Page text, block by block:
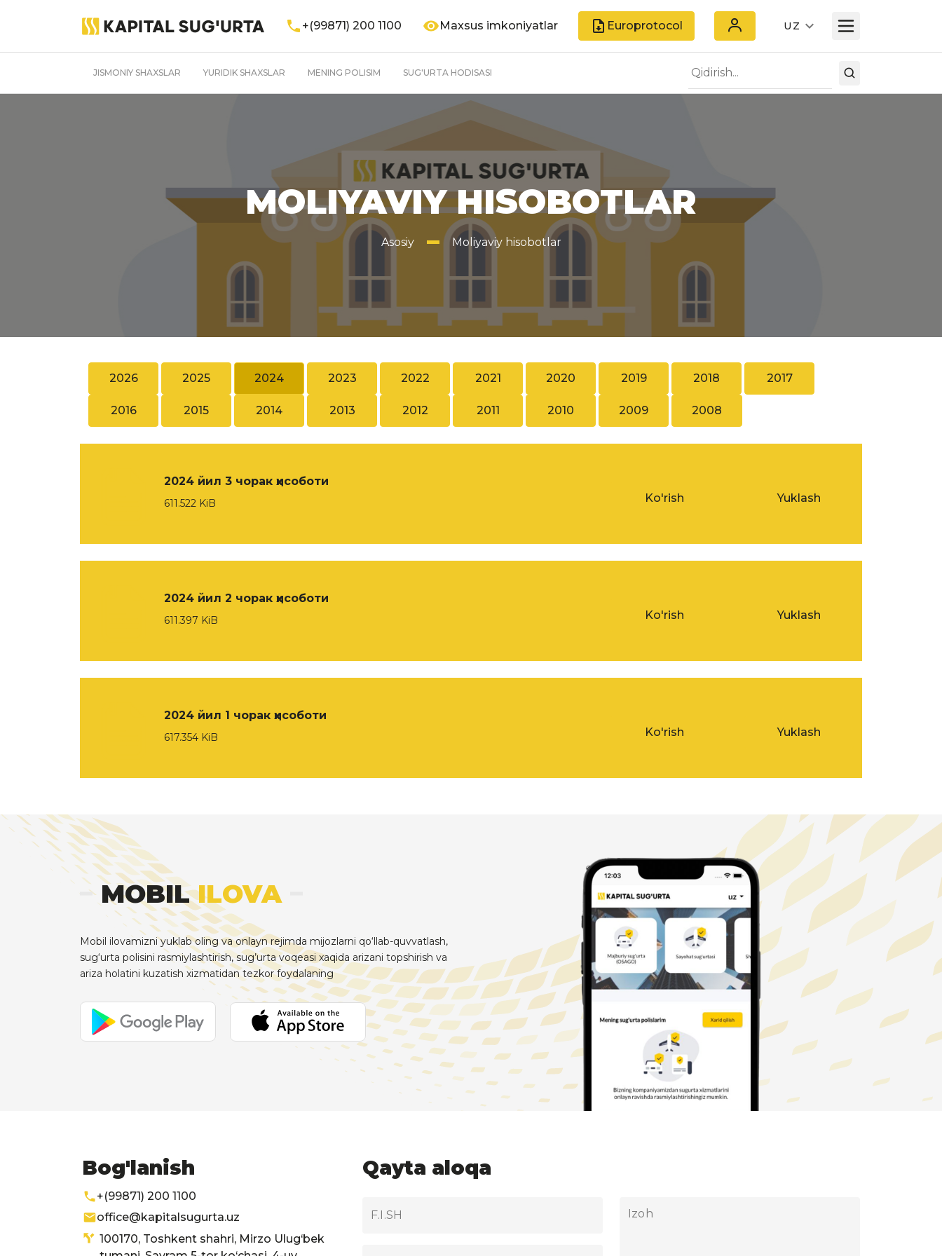
+(99871) 200 1100 Maxsus imkoniyatlar Europrotocol UZ
JISMONIY SHAXSLAR YURIDIK SHAXSLAR MENING POLISIM SUG'URTA HODISASI
MOLIYAVIY HISOBOTLAR
Asosiy Moliyaviy hisobotlar
2026 2025 2024 2023 2022 2021 2020 2019 2018 2017
2016 2015 2014 2013 2012 2011 2010 2009 2008
2024 йил 3 чорак ҳисоботи
611.522 KiB Ko'rish Yuklash
2024 йил 2 чорак ҳисоботи
611.397 KiB Ko'rish Yuklash
2024 йил 1 чорак ҳисоботи
617.354 KiB Ko'rish Yuklash
MOBILILOVA
Mobil ilovamizni yuklab oling va onlayn rejimda mijozlarni qo‘llab-quvvatlash,
sug‘urta polisini rasmiylashtirish, sug’urta voqeasi xaqida arizani topshirish va
ariza holatini kuzatish xizmatidan tezkor foydalaning
Bog'lanish
+(99871) 200 1100
office@kapitalsugurta.uz
100170, Toshkent shahri, Mirzo Ulug‘bek
Qayta aloqa